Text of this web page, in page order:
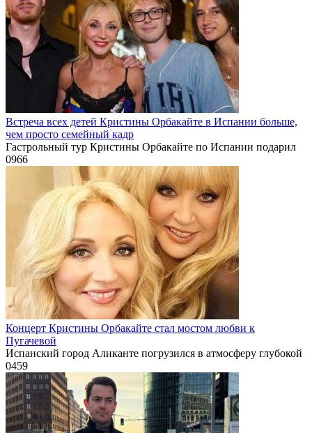
Встреча всех детей Кристины Орбакайте в Испании больше,
чем просто семейный кадр
Гастрольный тур Кристины Орбакайте по Испании подарил
0966
Концерт Кристины Орбакайте стал мостом любви к
Пугачевой
Испанский город Аликанте погрузился в атмосферу глубокой
0459